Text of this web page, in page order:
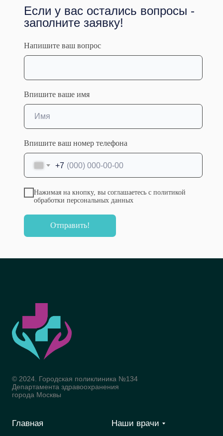
Образование
• Уровень образования : Высшее
• Организация: Государственное бюджетное
университет имени В.И. Разумовского»
Министерства здравоохранения Российской
Федерации
• Сертификаты / Аккредитация: Травматология
и ортопедия от 30.07.2022
Если у вас остались вопросы -
заполните заявку!
Напишите ваш вопрос
Впишите ваше имя
Впишите ваш номер телефона
+7
Нажимая на кнопку, вы соглашаетесь с политикой
обработки персональных данных
Отправить!
© 2024. Городская поликлиника №134
Департамента здравоохранения
города Москвы
Главная
Наши врачи